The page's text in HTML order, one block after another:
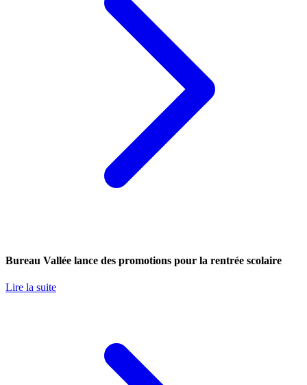
Bureau Vallée lance des promotions pour la rentrée scolaire
Lire la suite